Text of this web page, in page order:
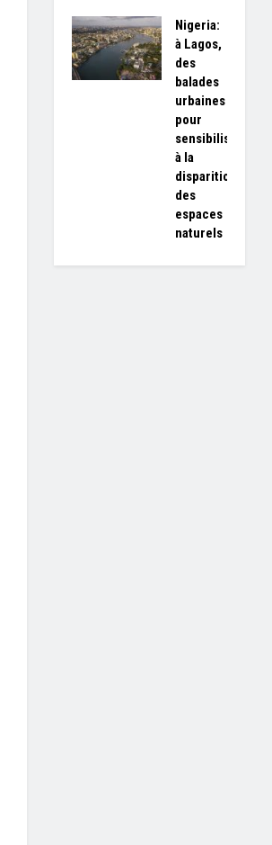
Nigeria:
à Lagos,
des
balades
urbaines
pour
sensibiliser
à la
disparition
des
espaces
naturels